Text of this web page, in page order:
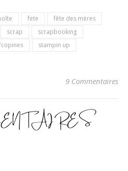
fete
fête des mères
scrap
scrapbooking
stampin up
9 Commentaires